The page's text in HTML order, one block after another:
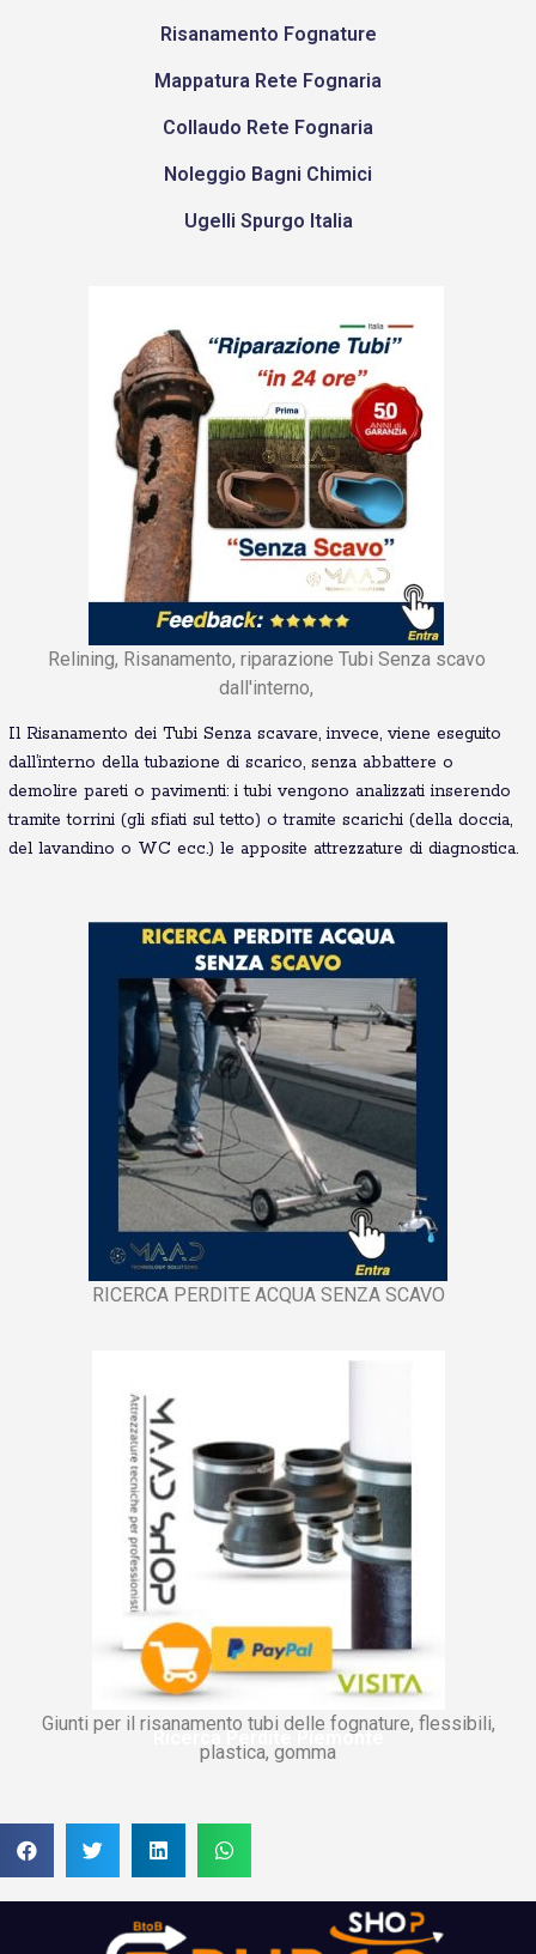
Risanamento Fognature
Mappatura Rete Fognaria
Collaudo Rete Fognaria
Noleggio Bagni Chimici
Ugelli Spurgo Italia
Relining, Risanamento, riparazione Tubi Senza scavo
dall'interno,
Il Risanamento dei Tubi Senza scavare, invece, viene eseguito
dall’interno della tubazione di scarico, senza abbattere o
demolire pareti o pavimenti: i tubi vengono analizzati inserendo
tramite torrini (gli sfiati sul tetto) o tramite scarichi (della doccia,
del lavandino o WC ecc.) le apposite attrezzature di diagnostica.
RICERCA PERDITE ACQUA SENZA SCAVO
Giunti per il risanamento tubi delle fognature, flessibili,
plastica, gomma
Ricerca Perdite Piemonte